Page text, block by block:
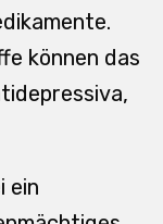
können das
ein